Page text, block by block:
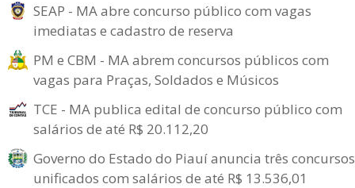
SEAP - MA abre concurso público com vagas
imediatas e cadastro de reserva
PM e CBM - MA abrem concursos públicos com
vagas para Praças, Soldados e Músicos
TCE - MA publica edital de concurso público com
salários de até R$ 20.112,20
Governo do Estado do Piauí anuncia três concursos
unificados com salários de até R$ 13.536,01